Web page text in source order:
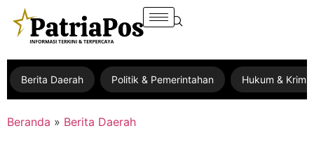
Berita Daerah Politik & Pemerintahan Hukum &
Beranda » Berita Daerah